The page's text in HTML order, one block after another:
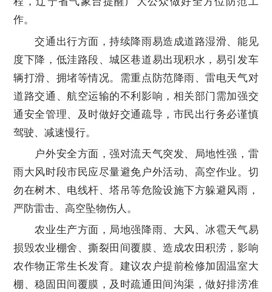
作。
交通出行方面，持续降雨易造成道路湿滑、能见
度下降，低洼路段、城区巷道易出现积水，易引发车
辆打滑、拥堵等情况。需重点防范降雨、雷电天气对
道路交通、航空运输的不利影响，相关部门需加强交
通安全管理、及时做好交通疏导，市民出行务必谨慎
驾驶、减速慢行。
户外安全方面，强对流天气突发、局地性强，雷
雨大风时段市民应尽量避免户外活动、高空作业。切
勿在树木、电线杆、塔吊等危险设施下方躲避风雨，
严防雷击、高空坠物伤人。
农业生产方面，局地强降雨、大风、冰雹天气易
损毁农业棚舍、撕裂田间覆膜、造成农田积涝，影响
农作物正常生长发育。建议农户提前检修加固温室大
棚、稳固田间覆膜，及时疏通田间沟渠，做好排涝准